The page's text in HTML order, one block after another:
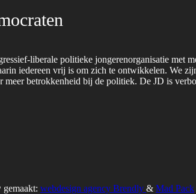
liberale politieke jongerenorganisatie met
iedereen vrij is om zich te ontwikkelen. We
meer betrokkenheid bij de politiek. De JD is
webdesign agency Brendly & Mad Pack